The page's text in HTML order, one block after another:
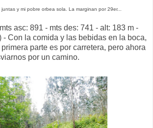
y mi pobre orbea sola. La marginan por 29er...
asc: 891 - mts des: 741 - alt: 183 m -
- Con la comida y las bebidas en la boca,
parte es por carretera, pero ahora
por un camino.